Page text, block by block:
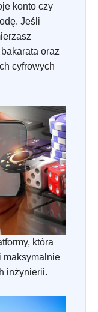
konto czy
Jeśli
oraz
cyfrowych
która
maksymalnie
inżynierii.